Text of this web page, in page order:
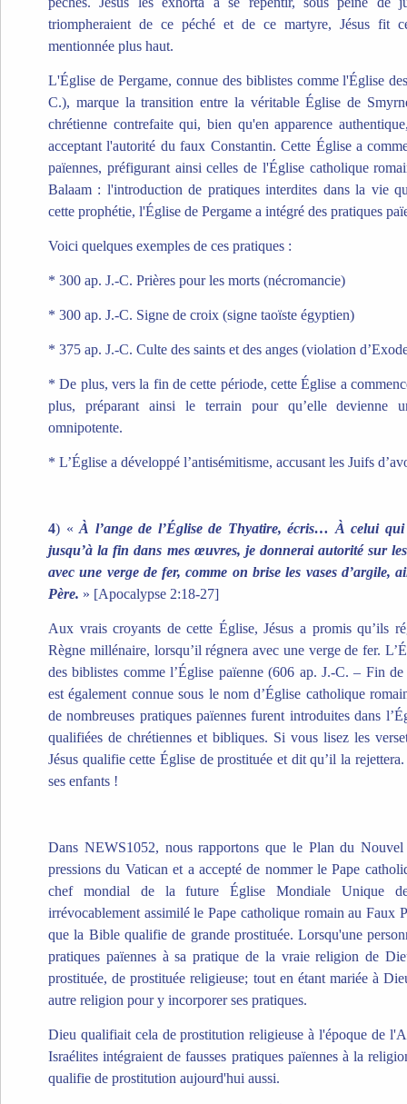
triompheraient de ce péché et de ce martyre, Jésus fit
mentionnée plus haut.
L'Église de Pergame, connue des biblistes comme l'Église
C.), marque la transition entre la véritable Église de
chrétienne contrefaite qui, bien qu'en apparence
acceptant l'autorité du faux Constantin. Cette Église a
païennes, préfigurant ainsi celles de l'Église catholique
Balaam : l'introduction de pratiques interdites dans la vie
cette prophétie, l'Église de Pergame a intégré des pratiques
Voici quelques exemples de ces pratiques :
* 300 ap. J.-C. Prières pour les morts (nécromancie)
* 300 ap. J.-C. Signe de croix (signe taoïste égyptien)
* 375 ap. J.-C. Culte des saints et des anges (violation
* De plus, vers la fin de cette période, cette Église a
plus, préparant ainsi le terrain pour qu’elle devienne
omnipotente.
* L’Église a développé l’antisémitisme, accusant les Juifs
4) «À l’ange de l’Église de Thyatire, écris… À celui qui
jusqu’à la fin dans mes œuvres, je donnerai autorité sur
avec une verge de fer, comme on brise les vases d’argile,
Père. » [Apocalypse 2:18-27]
Aux vrais croyants de cette Église, Jésus a promis qu’ils
Règne millénaire, lorsqu’il régnera avec une verge de fer.
des biblistes comme l’Église païenne (606 ap. J.-C. – Fin
est également connue sous le nom d’Église catholique
de nombreuses pratiques païennes furent introduites dans
qualifiées de chrétiennes et bibliques. Si vous lisez les
Jésus qualifie cette Église de prostituée et dit qu’il la
ses enfants !
Dans NEWS1052, nous rapportons que le Plan du
pressions du Vatican et a accepté de nommer le Pape
chef mondial de la future Église Mondiale Unique
irrévocablement assimilé le Pape catholique romain au Faux
que la Bible qualifie de grande prostituée. Lorsqu'une
pratiques païennes à sa pratique de la vraie religion de
prostituée, de prostituée religieuse; tout en étant mariée à
autre religion pour y incorporer ses pratiques.
Dieu qualifiait cela de prostitution religieuse à l'époque de
Israélites intégraient de fausses pratiques païennes à la
qualifie de prostitution aujourd'hui aussi.